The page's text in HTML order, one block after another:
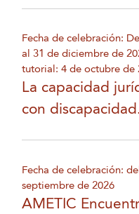
Fecha de celebración:
al 31 de diciembre de
tutorial: 4 de octubre de
La capacidad
con
Fecha de celebración:
septiembre de 2026
AMETIC